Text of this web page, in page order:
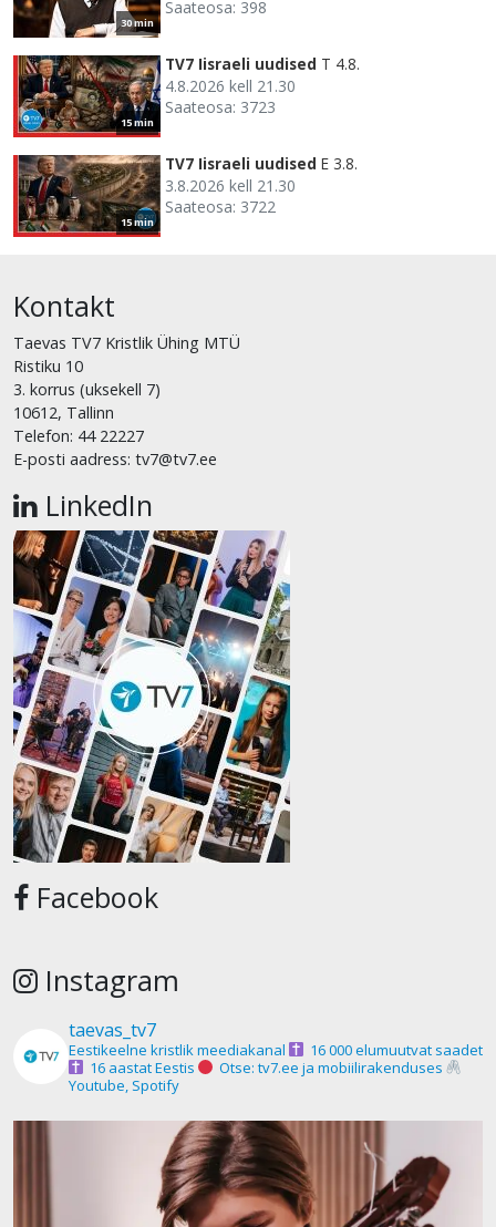
30 min
Saateosa: 398
15 min
TV7 Iisraeli uudised T 4.8.
4.8.2026 kell 21.30
Saateosa: 3723
15 min
TV7 Iisraeli uudised E 3.8.
3.8.2026 kell 21.30
Saateosa: 3722
Kontakt
Taevas TV7 Kristlik Ühing MTÜ
Ristiku 10
3. korrus (uksekell 7)
10612, Tallinn
Telefon: 44 22227
E-posti aadress: tv7@tv7.ee
LinkedIn
Facebook
Instagram
taevas_tv7
Eestikeelne kristlik meediakanal
16 000 elumuutvat saadet
16 aastat Eestis
Otse: tv7.ee ja mobiilirakenduses
Youtube, Spotify